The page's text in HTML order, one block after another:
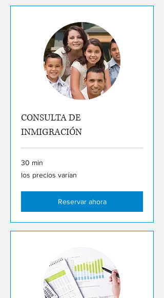
CONSULTA DE
INMIGRACIÓN
30 min
los
precios
los precios varían
Reservar ahora